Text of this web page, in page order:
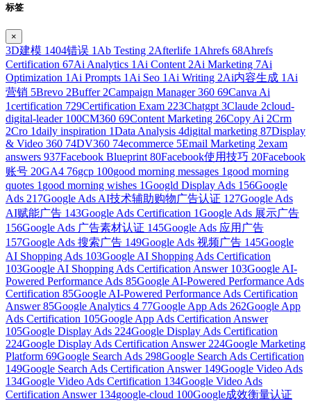
标签
×
3D建模 1404错误 1 Ab Testing 2Afterlife 1 Ahrefs 68Ahrefs
Certification 67Ai Analytics 1 Ai Content 2Ai Marketing 7Ai
Optimization 1 Ai Prompts 1 Ai Seo 1 Ai Writing 2Ai内容生成 1 Ai
营销 5Brevo 2Buffer 2Campaign Manager 360 69Canva Ai
1certification 729Certification Exam 223Chatgpt 3Claude 2cloud-
digital-leader 100CM360 69Content Marketing 26Copy Ai 2Crm
2Cro 1daily inspiration 1Data Analysis 4digital marketing 87Display
& Video 360 74DV360 74ecommerce 5Email Marketing 2exam
answers 937Facebook Blueprint 80Facebook使用技巧 20Facebook
账号 20GA4 76gcp 100good morning messages 1 good morning
quotes 1 good morning wishes 1Googld Display Ads 156Google
Ads 217Google Ads AI技术辅助购物广告认证 127Google Ads
AI赋能广告 143Google Ads Certification 1Google Ads 展示广告
156Google Ads 广告素材认证 145Google Ads 应用广告
157Google Ads 搜索广告 149Google Ads 视频广告 145Google
AI Shopping Ads 103Google AI Shopping Ads Certification
103Google AI Shopping Ads Certification Answer 103Google AI-
Powered Performance Ads 85Google AI-Powered Performance Ads
Certification 85Google AI-Powered Performance Ads Certification
Answer85Google Analytics 4 77Google App Ads 262Google App
Ads Certification 105Google App Ads Certification Answer
105Google Display Ads 224Google Display Ads Certification
224Google Display Ads Certification Answer 224Google Marketing
Platform 69Google Search Ads 298Google Search Ads Certification
149Google Search Ads Certification Answer 149Google Video Ads
134Google Video Ads Certification 134Google Video Ads
Certification Answer 134google-cloud 100Google成效衡量认证